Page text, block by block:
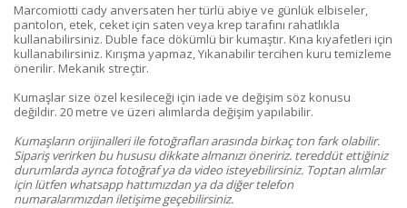
Marcomiotti cady anversaten her türlü abiye ve günlük elbiseler,
pantolon, etek, ceket için saten veya krep tarafını rahatlıkla
kullanabilirsiniz. Duble face dökümlü bir kumaştır. Kına kıyafetleri için
kullanabilirsiniz. Kırışma yapmaz, Yıkanabilir tercihen kuru temizleme
önerilir. Mekanik streçtir.
Kumaşlar size özel kesileceği için iade ve değişim söz konusu
değildir. 20 metre ve üzeri alımlarda değişim yapılabilir.
Kumaşların orijinalleri ile fotoğrafları arasında birkaç ton fark olabilir.
Sipariş verirken bu hususu dikkate almanızı öneririz. tereddüt ettiğiniz
durumlarda ayrıca fotoğraf ya da video isteyebilirsiniz. Toptan alımlar
için lütfen whatsapp hattımızdan ya da diğer telefon
numaralarımızdan iletişime geçebilirsiniz.